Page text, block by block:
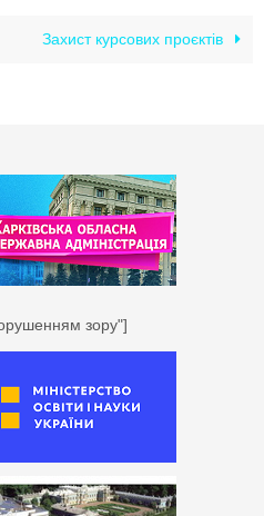
Захист курсових проєктів
зору"]